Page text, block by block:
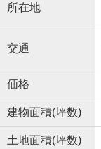
所在地
交通
価格
建物面積(坪数)
土地面積(坪数)